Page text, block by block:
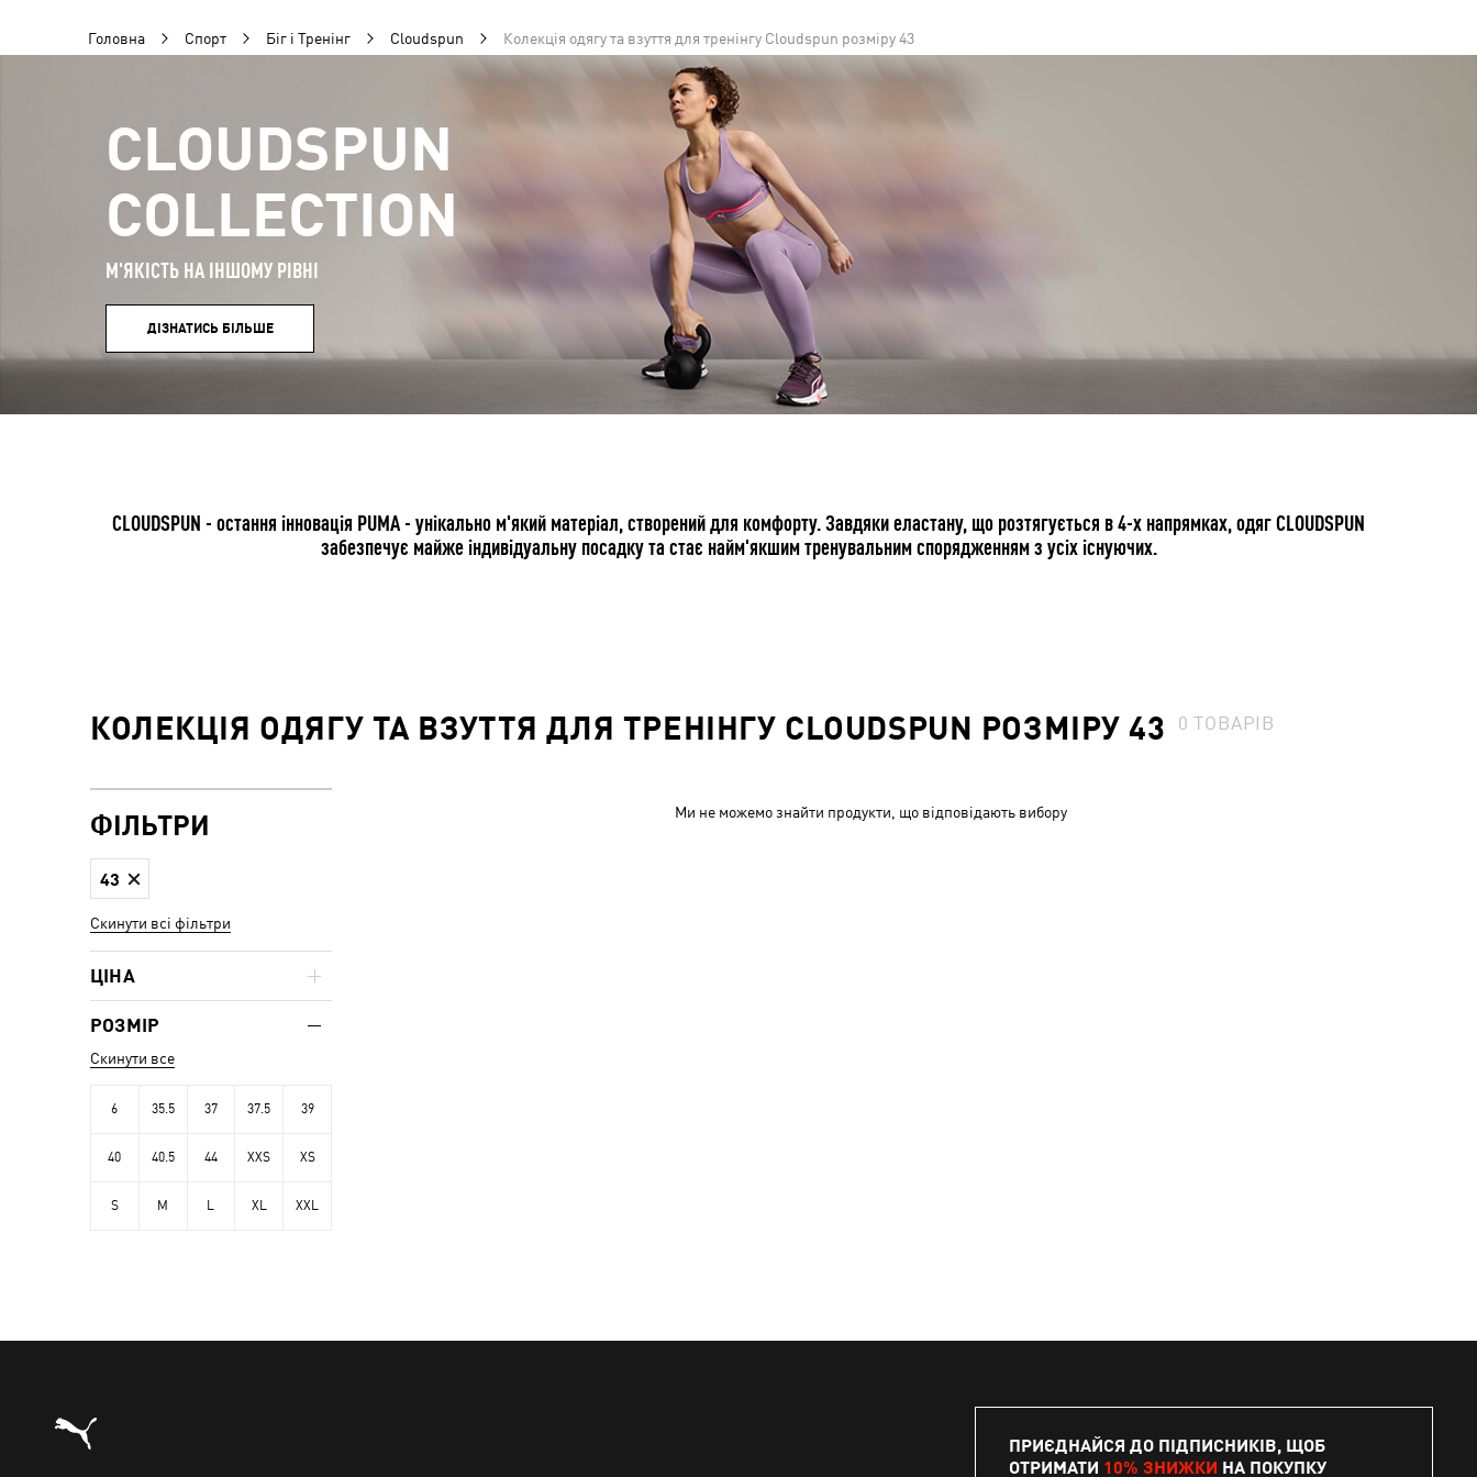
Головна Спорт Біг і Тренінг Cloudspun Колекція одягу та взуття для тренінгу Cloudspun розміру 43
CLOUDSPUN
COLLECTION
М'ЯКІСТЬ НА ІНШОМУ РІВНІ
ДІЗНАТИСЬ БІЛЬШЕ
CLOUDSPUN - остання інновація PUMA - унікально м'який матеріал, створений для комфорту. Завдяки еластану, що розтягується в 4-х напрямках, одяг CLOUDSPUN
забезпечує майже індивідуальну посадку та стає найм'якшим тренувальним спорядженням з усіх існуючих.
КОЛЕКЦІЯ ОДЯГУ ТА ВЗУТТЯ ДЛЯ ТРЕНІНГУ CLOUDSPUN РОЗМІРУ 43 0ТОВАРІВ
Ми не можемо знайти продукти, що відповідають вибору
ФІЛЬТРИ
43
Скинути всі фільтри
ЦІНА
РОЗМІР
Скинути все
6 35.5 37 37.5 39
40 40.5 44 XXS XS
S M L XL XXL
ПРИЄДНАЙСЯ ДО ПІДПИСНИКІВ, ЩОБ
ОТРИМАТИ 10% ЗНИЖКИ НА ПОКУПКУ